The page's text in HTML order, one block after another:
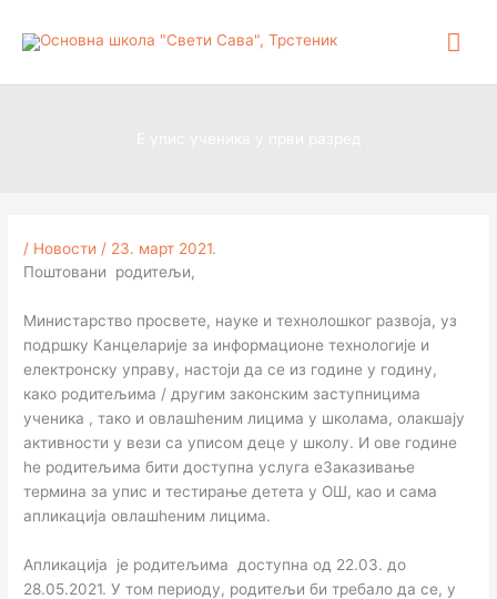
/ Новости / 23. март 2021.
Поштовани родитељи,
Министарство просвете, науке и технолошког развоја, уз
подршку Канцеларије за информационе технологије и
електронску управу, настоји да се из године у годину,
како родитељима / другим законским заступницима
ученика , тако и овлашhеним лицима у школама, олакшају
активности у вези са уписом деце у школу. И ове године
he родитељима бити доступна услуга еЗаказивање
терминa за yпиc и тестирање детета у ОШ, као и сама
апликација овлашhеним лицима.
Апликација је родитељима доступна од 22.03. до
28.05.2021. У том периоду, родитељи би требало да се, у